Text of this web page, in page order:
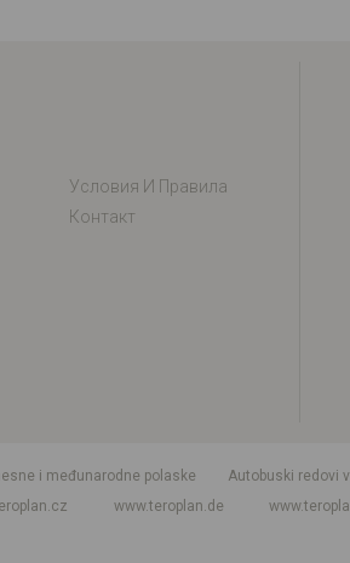
Условия И Правила
Контакт
i međunarodne polaske
Autobuski redovi
www.teroplan.de